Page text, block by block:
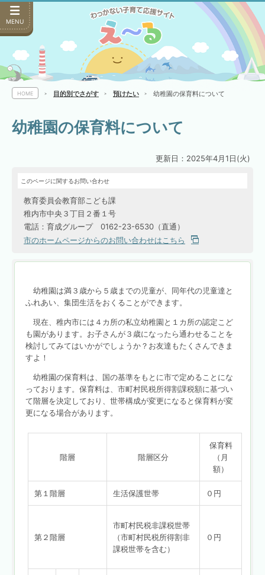
MENU
HOME 目的別でさがす 預けたい 幼稚園の保育料について
幼稚園の保育料について
更新日：2025年4月1日(火)
このページに関するお問い合わせ
教育委員会教育部こども課
稚内市中央３丁目２番１号
電話：育成グループ 0162-23-6530（直通）
市のホームページからのお問い合わせはこちら
幼稚園は満３歳から５歳までの児童が、同年代の児童達と
ふれあい、集団生活をおくることができます。
現在、稚内市には４カ所の私立幼稚園と１カ所の認定こど
も園があります。お子さんが３歳になったら通わせることを
検討してみてはいかがでしょうか？お友達もたくさんできま
すよ！
幼稚園の保育料は、国の基準をもとに市で定めることにな
っております。保育料は、市町村民税所得割課税額に基づい
て階層を決定しており、世帯構成が変更になると保育料が変
更になる場合があります。
階層 階層区分
保育料
（月
額）
第１階層 生活保護世帯 ０円
第２階層
市町村民税非課税世帯
（市町村民税所得割非
課税世帯を含む）
０円